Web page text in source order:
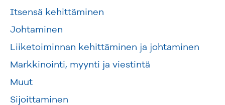
Itsensä kehittäminen
Johtaminen
Liiketoiminnan kehittäminen ja johtaminen
Markkinointi, myynti ja viestintä
Muut
Sijoittaminen